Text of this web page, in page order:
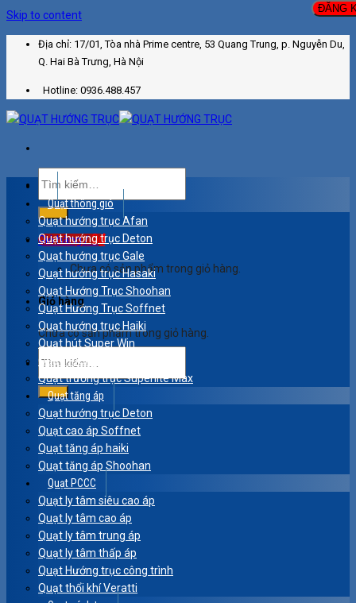
Skip to content
Địa chỉ: 17/01, Tòa nhà Prime centre, 53 Quang Trung, p. Nguyễn Du,
Q. Hai Bà Trưng, Hà Nội
Hotline: 0936.488.457
Giỏ hàng /0₫
Chưa có sản phẩm trong giỏ hàng.
Giỏ hàng
Chưa có sản phẩm trong giỏ hàng.
Quạt thông gió
Quạt hướng trục Afan
Quạt hướng trục Deton
Quạt hướng trục Gale
Quạt hướng trục Hasaki
Quạt Hướng Trục Shoohan
Quạt Hướng Trục Soffnet
Quạt hướng trục Haiki
Quạt hút Super Win
Quạt hướng trục Komasu
Quạt trướng trục Superlite Max
Quạt tăng áp
Quạt hướng trục Deton
Quạt cao áp Soffnet
Quạt tăng áp haiki
Quạt tăng áp Shoohan
Quạt PCCC
Quạt ly tâm siêu cao áp
Quạt ly tâm cao áp
Quạt ly tâm trung áp
Quạt ly tâm thấp áp
Quạt Hướng trục công trình
Quạt thổi khí Veratti